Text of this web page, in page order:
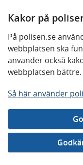
Kakor på
På polisen.se
webbplatsen ska
använder också
webbplatsen bättre.
Så här använder